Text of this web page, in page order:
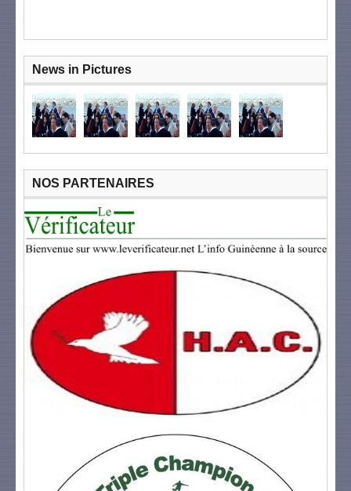
News in Pictures
NOS PARTENAIRES